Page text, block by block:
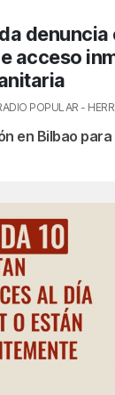
denuncia
acceso
POPULAR - HERRI
en Bilbao para